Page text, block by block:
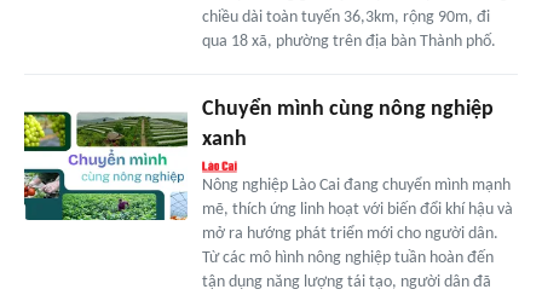
chiều dài toàn tuyến 36,3km, rộng 90m, đi
qua 18 xã, phường trên địa bàn Thành phố.
Chuyển mình cùng nông nghiệp
xanh
Nông nghiệp Lào Cai đang chuyển mình mạnh
mẽ, thích ứng linh hoạt với biến đổi khí hậu và
mở ra hướng phát triển mới cho người dân.
Từ các mô hình nông nghiệp tuần hoàn đến
tận dụng năng lượng tái tạo, người dân đã